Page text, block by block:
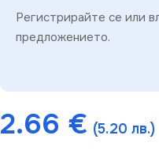
Регистрирайте се или
предложението.
2.66 € (5.20 лв.)